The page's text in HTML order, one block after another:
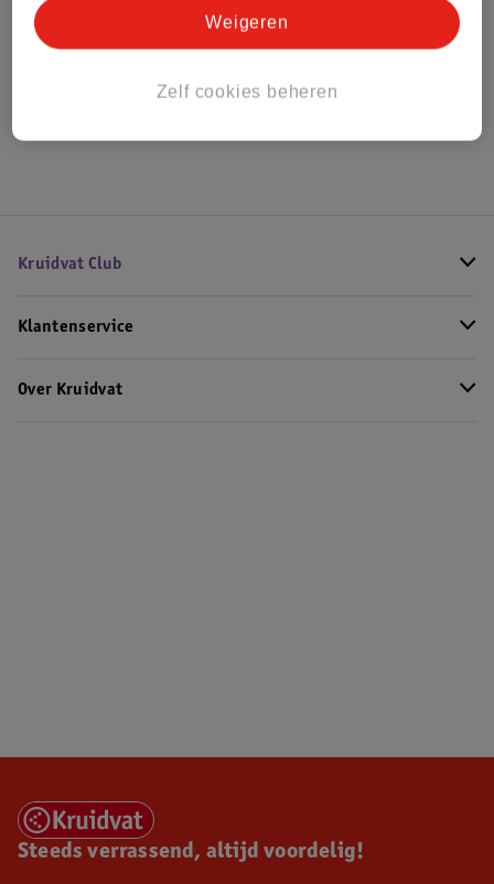
Bekijk ook
Kruidvat Club
Klantenservice
Over Kruidvat
Steeds verrassend, altijd voordelig!
Zelf cookies beheren
Weigeren